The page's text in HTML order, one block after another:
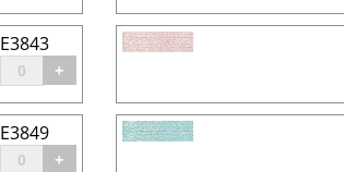
E3843
+
E3849
+